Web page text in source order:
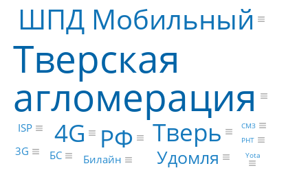
Тверская
агломерация
ШПД Мобильный
4G РФ Тверь
Удомля
ISP
3G
БС Билайн Yota
РНТ
СМЗ